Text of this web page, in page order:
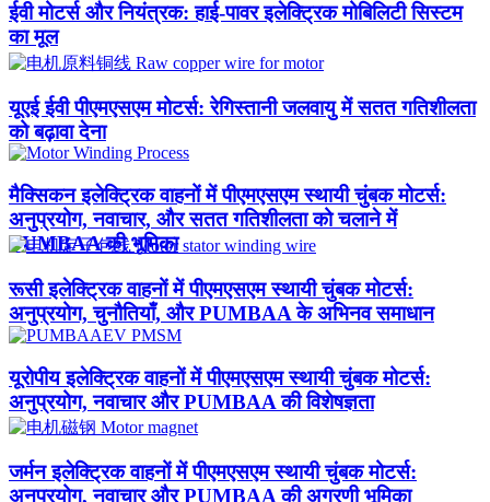
ईवी मोटर्स और नियंत्रक: हाई-पावर इलेक्ट्रिक मोबिलिटी सिस्टम
का मूल
यूएई ईवी पीएमएसएम मोटर्स: रेगिस्तानी जलवायु में सतत गतिशीलता
को बढ़ावा देना
मैक्सिकन इलेक्ट्रिक वाहनों में पीएमएसएम स्थायी चुंबक मोटर्स:
अनुप्रयोग, नवाचार, और सतत गतिशीलता को चलाने में
PUMBAA की भूमिका
रूसी इलेक्ट्रिक वाहनों में पीएमएसएम स्थायी चुंबक मोटर्स:
अनुप्रयोग, चुनौतियाँ, और PUMBAA के अभिनव समाधान
यूरोपीय इलेक्ट्रिक वाहनों में पीएमएसएम स्थायी चुंबक मोटर्स:
अनुप्रयोग, नवाचार और PUMBAA की विशेषज्ञता
जर्मन इलेक्ट्रिक वाहनों में पीएमएसएम स्थायी चुंबक मोटर्स:
अनुप्रयोग, नवाचार और PUMBAA की अग्रणी भूमिका​